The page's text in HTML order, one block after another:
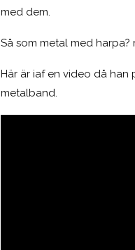
med dem.
Så som metal med harpa?
Här är iaf en video då han
metalband.